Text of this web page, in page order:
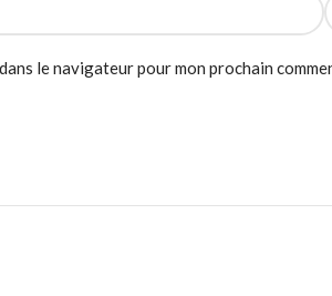
le navigateur pour mon prochain